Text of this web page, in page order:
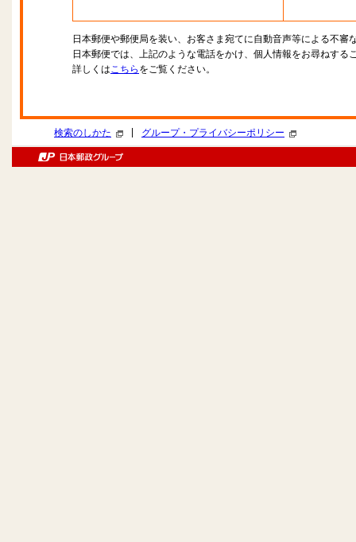
日本郵便や郵便局を装い、お客さま宛てに自動音声等による不審
日本郵便では、上記のような電話をかけ、個人情報をお尋ねする
詳しくはこちら をご覧ください。
検索のしかた グループ・プライバシーポリシー